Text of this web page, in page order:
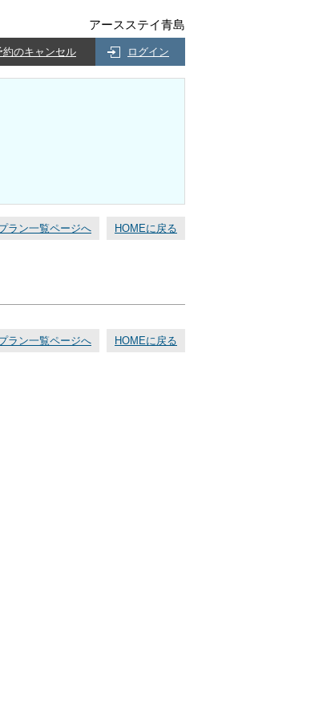
アースステイ青島
約のキャンセル ログイン
ラン一覧ページへ HOMEに戻る
ラン一覧ページへ HOMEに戻る